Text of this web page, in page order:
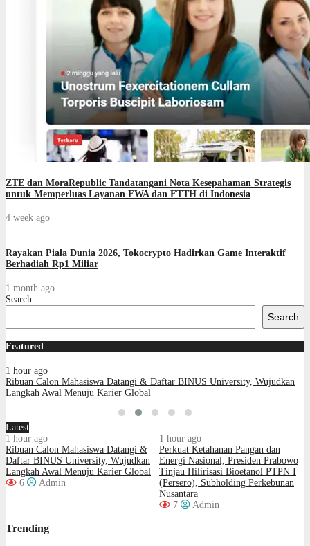
ZTE dan MoraRepublic Tandatangani Nota Kesepahaman Strategis
untuk Memperluas Layanan FWA dan FTTH di Indonesia
4 week ago
Rayakan Piala Dunia 2026, Tokocrypto Hadirkan Game Interaktif
Berhadiah Rp1 Miliar
1 month ago
Search
Search
Featured
1 hour ago
Ribuan Calon Mahasiswa Datangi & Daftar BINUS University, Wujudkan
Langkah Awal Menuju Karier Global
Latest
1 hour ago
Ribuan Calon Mahasiswa Datangi &
Daftar BINUS University, Wujudkan
Langkah Awal Menuju Karier Global
6
Admin
1 hour ago
Perkuat Ketahanan Pangan dan
Energi Nasional, Presiden Prabowo
Tinjau Hilirisasi Bioetanol PTPN I
(Persero), Subholding Perkebunan
Nusantara
7
Admin
Trending